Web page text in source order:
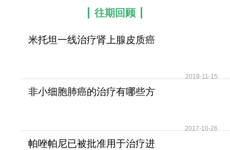
往期回顾
米托坦一线治疗肾上腺皮质癌
2018-11-15
非小细胞肺癌的治疗有哪些方
2017-10-26
帕唑帕尼已被批准用于治疗进